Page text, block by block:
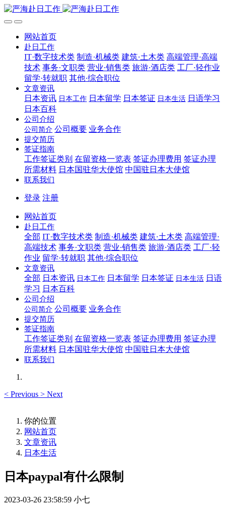
网站首页
赴日工作
IT·数字技术类 制造·机械类 建筑·土木类 高端管理·高端
技术 事务·文职类 营业·销售类 旅游·酒店类 工厂·轻作业
留学·转就职 其他·综合职位
文章资讯
日本资讯 日本工作 日本留学 日本签证 日本生活 日语学习
日本百科
公司介绍
公司简介 公司概要 业务合作
提交简历
签证指南
工作签证类别 在留资格一览表 签证办理费用 签证办理
所需材料 日本国驻华大使馆 中国驻日本大使馆
联系我们
登录 注册
网站首页
赴日工作
全部 IT·数字技术类 制造·机械类 建筑·土木类 高端管理·
高端技术 事务·文职类 营业·销售类 旅游·酒店类 工厂·轻
作业 留学·转就职 其他·综合职位
文章资讯
全部 日本资讯 日本工作 日本留学 日本签证 日本生活 日语
学习 日本百科
公司介绍
公司简介 公司概要 业务合作
提交简历
签证指南
工作签证类别 在留资格一览表 签证办理费用 签证办理
所需材料 日本国驻华大使馆 中国驻日本大使馆
联系我们
< Previous > Next
你的位置
网站首页
文章资讯
日本生活
日本paypal有什么限制
2023-03-26 23:58:59 小七